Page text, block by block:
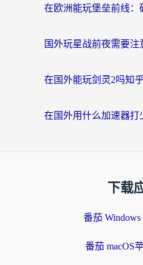
下载
番茄
番茄 macOS